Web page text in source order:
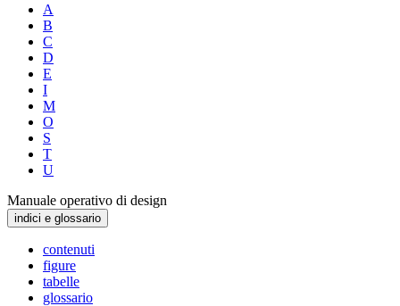
A
B
C
D
E
I
M
O
S
T
U
Manuale operativo di design
indici e glossario
contenuti
figure
tabelle
glossario